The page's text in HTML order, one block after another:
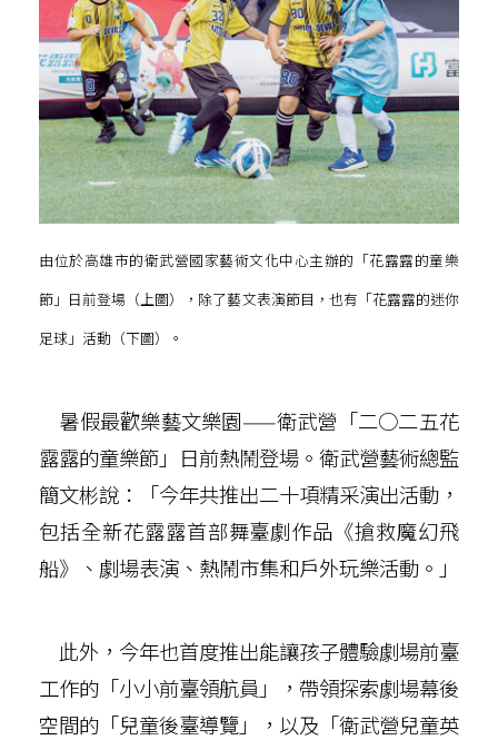
由位於高雄市的衛武營國家藝術文化中心主辦的「花露露的童樂
節」日前登場（上圖），除了藝文表演節目，也有「花露露的迷你
足球」活動（下圖）。
暑假最歡樂藝文樂園——衛武營「二○二五花
露露的童樂節」日前熱鬧登場。衛武營藝術總監
簡文彬說：「今年共推出二十項精采演出活動，
包括全新花露露首部舞臺劇作品《搶救魔幻飛
船》、劇場表演、熱鬧市集和戶外玩樂活動。」
此外，今年也首度推出能讓孩子體驗劇場前臺
工作的「小小前臺領航員」，帶領探索劇場幕後
空間的「兒童後臺導覽」，以及「衛武營兒童英